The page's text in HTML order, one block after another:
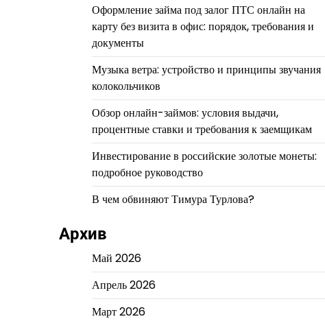
Оформление займа под залог ПТС онлайн на
карту без визита в офис: порядок, требования и
документы
Музыка ветра: устройство и принципы звучания
колокольчиков
Обзор онлайн-займов: условия выдачи,
процентные ставки и требования к заемщикам
Инвестирование в российские золотые монеты:
подробное руководство
В чем обвиняют Тимура Турлова?
Архив
Май 2026
Апрель 2026
Март 2026